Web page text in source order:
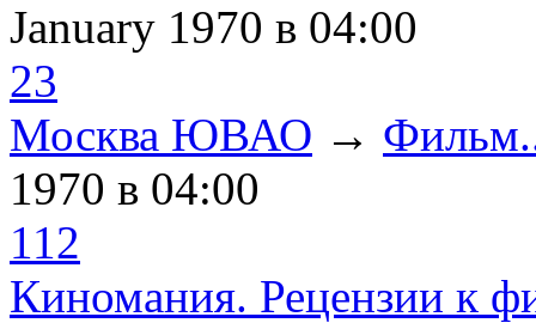
January 1970 в 04:00
23
Москва ЮВАО →
1970 в 04:00
112
Киномания. Рецензии к